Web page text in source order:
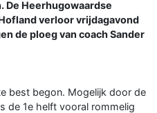
De Heerhugowaardse
verloor vrijdagavond
de ploeg van coach Sander
best begon. Mogelijk door de
de 1e helft vooral rommelig